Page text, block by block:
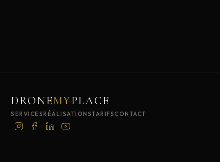
DRONEMYPLACE
SERVICESRÉALISATIONSTARIFSCONTACT